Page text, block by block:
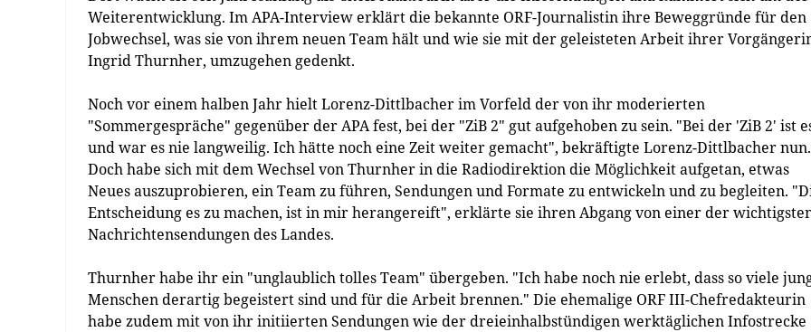
Weiterentwicklung. Im APA-Interview erklärt die bekannte ORF-Journalistin ihre Beweggründe für den
Jobwechsel, was sie von ihrem neuen Team hält und wie sie mit der geleisteten Arbeit ihrer
Ingrid Thurnher, umzugehen gedenkt.
Noch vor einem halben Jahr hielt Lorenz-Dittlbacher im Vorfeld der von ihr moderierten
"Sommergespräche" gegenüber der APA fest, bei der "ZiB 2" gut aufgehoben zu sein. "Bei der 'ZiB 2' ist
und war es nie langweilig. Ich hätte noch eine Zeit weiter gemacht", bekräftigte Lorenz-Dittlbacher nun.
Doch habe sich mit dem Wechsel von Thurnher in die Radiodirektion die Möglichkeit aufgetan, etwas
Neues auszuprobieren, ein Team zu führen, Sendungen und Formate zu entwickeln und zu begleiten.
Entscheidung es zu machen, ist in mir herangereift", erklärte sie ihren Abgang von einer der
Nachrichtensendungen des Landes.
Thurnher habe ihr ein "unglaublich tolles Team" übergeben. "Ich habe noch nie erlebt, dass so viele
Menschen derartig begeistert sind und für die Arbeit brennen." Die ehemalige ORF III-Chefredakteurin
habe zudem mit von ihr initiierten Sendungen wie der dreieinhalbstündigen werktäglichen Infostrecke